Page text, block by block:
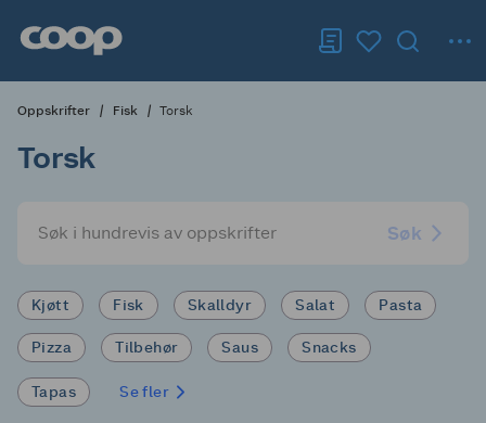
Oppskrifter Fisk Torsk
Torsk
Søk
Kjøtt Fisk Skalldyr Salat Pasta
Pizza Tilbehør Saus Snacks
Tapas Se fler